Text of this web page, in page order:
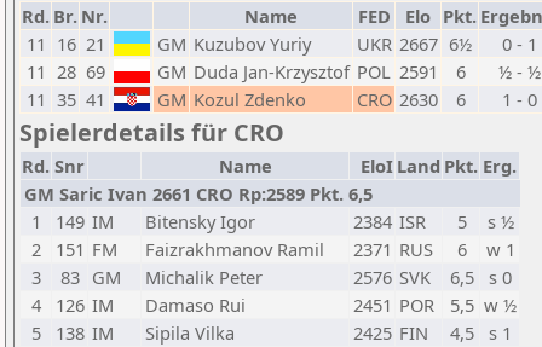
Rd. Br. Nr. Name FED Elo Pkt.
11 16 21 GM Kuzubov Yuriy UKR 2667 6½
0 - 1
11 28 69 GM Duda Jan-Krzysztof POL 2591 6
½ - ½
11 35 41 GM Kozul Zdenko CRO 2630 6 1 - 0
Spielerdetails für CRO
Rd. Snr Name EloI Land Pkt. Erg.
GM Saric Ivan 2661 CRO Rp:2589 Pkt. 6,5
1
149 IM Bitensky Igor 2384 ISR 5
s ½
2
151 FM Faizrakhmanov Ramil 2371 RUS 6
w 1
3
83 GM Michalik Peter 2576 SVK 6,5
s 0
4
126 IM Damaso Rui 2451 POR 5,5 w ½
5
138 IM Sipila Vilka 2425 FIN 4,5
s 1